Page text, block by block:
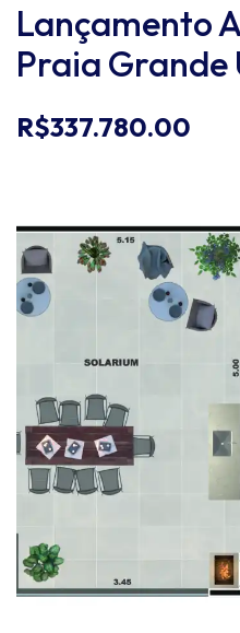
Lançamento
Praia Grande
R$337.780.00